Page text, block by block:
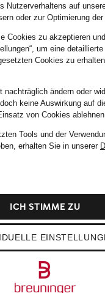
Nutzerverhaltens auf
oder zur Optimierung
Cookies zu akzeptieren
um eine
Cookies zu
nachträglich ändern oder
keine Auswirkung auf
von Cookies
Tools und der
erhalten Sie in unserer
ICH STIMME ZU